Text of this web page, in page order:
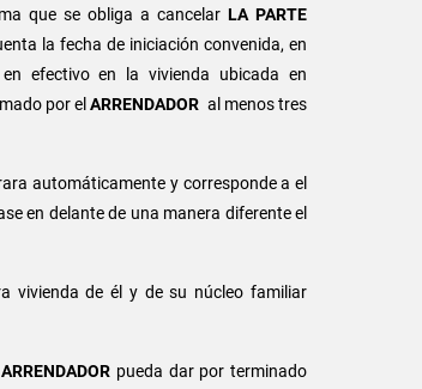
que se obliga a cancelar LA PARTE
la fecha de iniciación convenida, en
efectivo en la vivienda ubicada en
por elARRENDADOR al menos tres
automáticamente y corresponde a el
en delante de una manera diferente el
vivienda de él y de su núcleo familiar
ARRENDADOR pueda dar por terminado